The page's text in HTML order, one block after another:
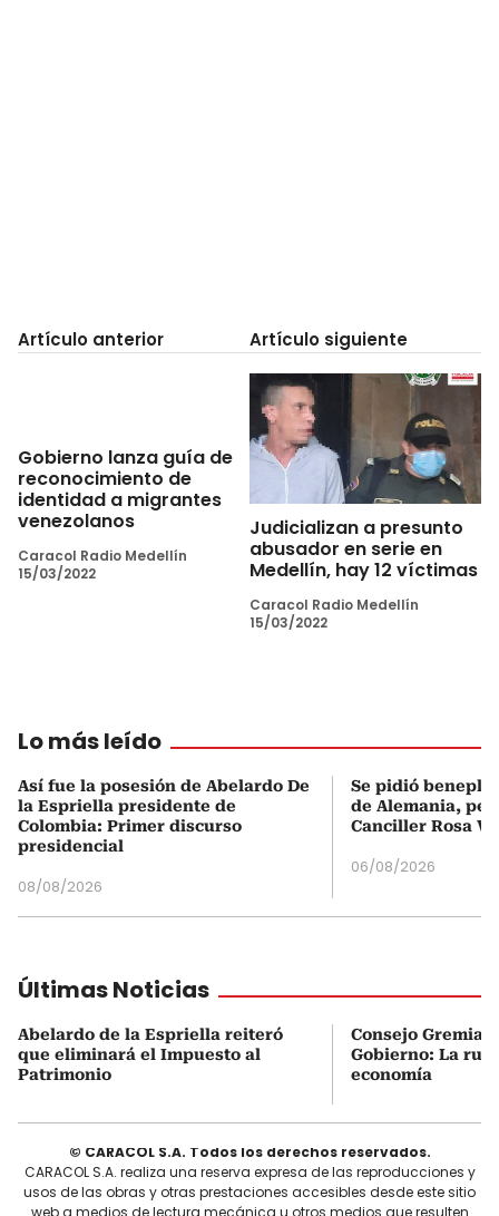
Artículo anterior
Gobierno lanza guía de
reconocimiento de
identidad a migrantes
venezolanos
Caracol Radio Medellín
15/03/2022
Artículo siguiente
Judicializan a presunto
abusador en serie en
Medellín, hay 12 víctimas
Caracol Radio Medellín
15/03/2022
Lo más leído
Así fue la posesión de Abelardo De
la Espriella presidente de
Colombia: Primer discurso
presidencial
08/08/2026
Se pidió
de Alemania,
Canciller Rosa
06/08/2026
Últimas Noticias
Abelardo de la Espriella reiteró
que eliminará el Impuesto al
Patrimonio
Consejo Gremial
Gobierno: La
economía
© CARACOL S.A. Todos los derechos reservados.
CARACOL S.A. realiza una reserva expresa de las reproducciones y
usos de las obras y otras prestaciones accesibles desde este sitio
web a medios de lectura mecánica u otros medios que resulten